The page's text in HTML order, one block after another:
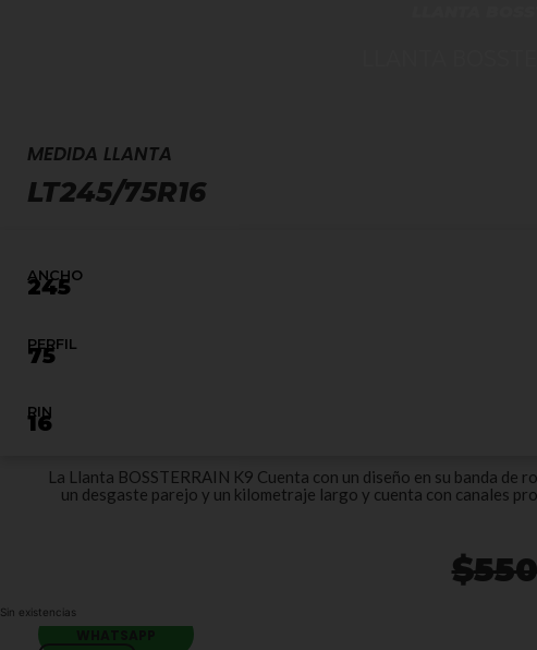
MEDIDA LLANTA
LT245/75R16
ANCHO
245
PERFIL
75
RIN
16
La Llanta BOSSTERRAIN K9 Cuenta con un diseño en su banda
un desgaste parejo y un kilometraje largo y cuenta con canales
$
Sin existencias